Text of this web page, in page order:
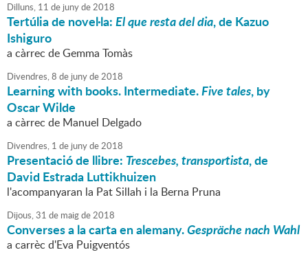
Dilluns, 11 de junyde2018
Tertúlia de novel·la:El que resta del dia, de Kazuo
Ishiguro
a càrrec de Gemma Tomàs
Divendres,8 de junyde2018
Learning with books. Intermediate.Five tales, by
Oscar Wilde
a càrrec de Manuel Delgado
Divendres, 1 de junyde2018
Presentació de llibre: Trescebes, transportista, de
David Estrada Luttikhuizen
l'acompanyaran la Pat Sillah i la Berna Pruna
Dijous,31 de maigde2018
Converses a la carta en alemany.Gespräche nach Wahl
a carrèc d'Eva Puigventós